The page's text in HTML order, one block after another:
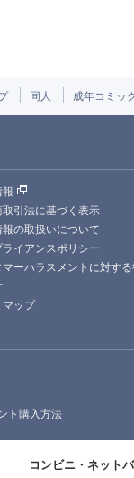
同人 成年コミッ
引法に基づく表示
の取扱いについて
ライアンスポリシー
マーハラスメントに対す
ップ
ト購入方法
コンビニ・ネット